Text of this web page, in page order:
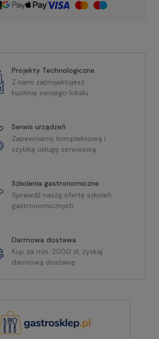
Projekty Technologiczne
Z nami zaprojektujesz
kuchnię swojego lokalu
Serwis urządzeń
Zapewniamy kompleksową i
szybką usługę serwisową
Szkolenia gastronomiczne
Sprawdź naszą ofertę szkoleń
gastronomicznych
Darmowa dostawa
Kup za min. 2000 zł, zyskaj
darmową dostawę